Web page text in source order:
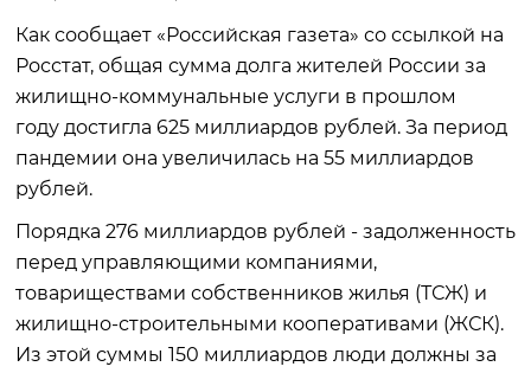
Как сообщает «Российская газета» со ссылкой на
Росстат, общая сумма долга жителей России за
жилищно-коммунальные услуги в прошлом
году достигла 625 миллиардов рублей. За период
пандемии она увеличилась на 55 миллиардов
рублей.
Порядка 276 миллиардов рублей - задолженность
перед управляющими компаниями,
товариществами собственников жилья (ТСЖ) и
жилищно-строительными кооперативами (ЖСК).
Из этой суммы 150 миллиардов люди должны за